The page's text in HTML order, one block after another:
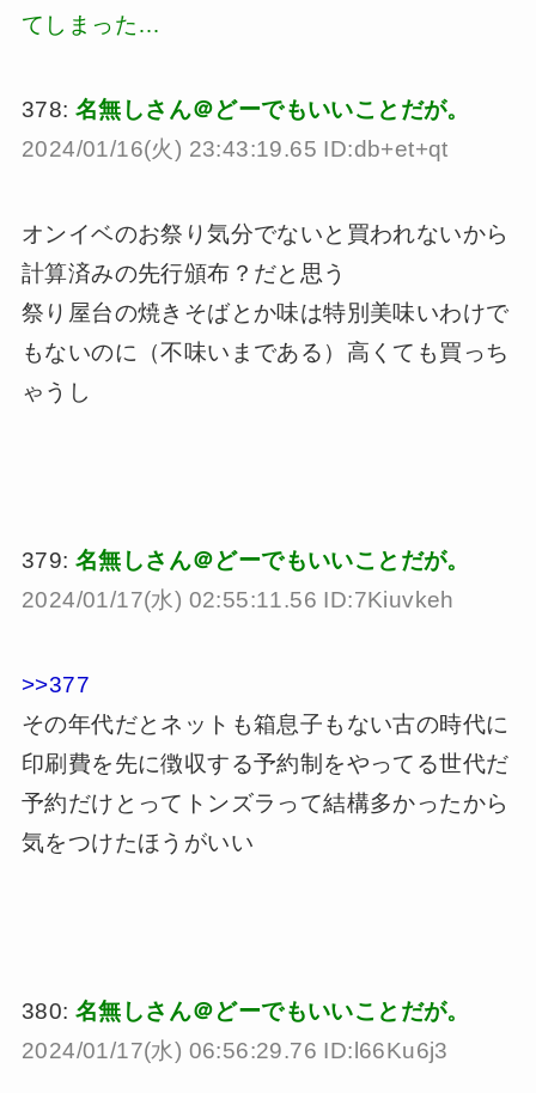
てしまった…
378: 名無しさん＠どーでもいいことだが。
2024/01/16(火) 23:43:19.65 ID:db+et+qt
オンイベのお祭り気分でないと買われないから
計算済みの先行頒布？だと思う
祭り屋台の焼きそばとか味は特別美味いわけで
もないのに（不味いまである）高くても買っち
ゃうし
379: 名無しさん＠どーでもいいことだが。
2024/01/17(水) 02:55:11.56 ID:7Kiuvkeh
>>377
その年代だとネットも箱息子もない古の時代に
印刷費を先に徴収する予約制をやってる世代だ
予約だけとってトンズラって結構多かったから
気をつけたほうがいい
380: 名無しさん＠どーでもいいことだが。
2024/01/17(水) 06:56:29.76 ID:l66Ku6j3